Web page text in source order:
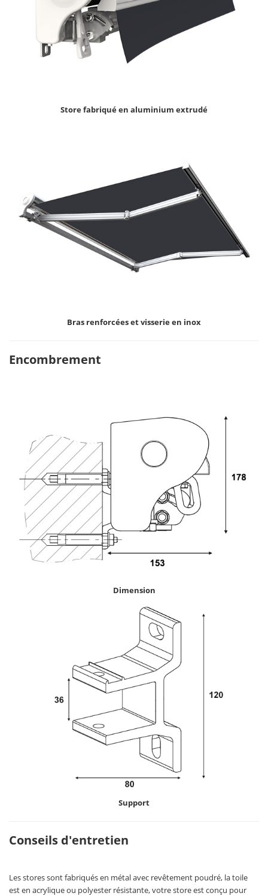
Store fabriqué en aluminium extrudé
Bras renforcées et visserie en inox
Encombrement
Dimension
Support
Conseils d'entretien
Les stores sont fabriqués en métal avec revêtement poudré, la toile
est en acrylique ou polyester résistante, votre store est conçu pour